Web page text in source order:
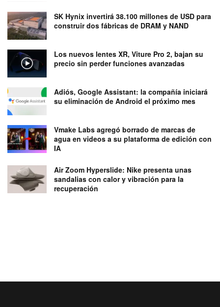
SK Hynix invertirá 38.100 millones de USD para
construir dos fábricas de DRAM y NAND
Los nuevos lentes XR, Viture Pro 2, bajan su
precio sin perder funciones avanzadas
Adiós, Google Assistant: la compañía iniciará
su eliminación de Android el próximo mes
Vmake Labs agregó borrado de marcas de
agua en videos a su plataforma de edición con
IA
Air Zoom Hyperslide: Nike presenta unas
sandalias con calor y vibración para la
recuperación